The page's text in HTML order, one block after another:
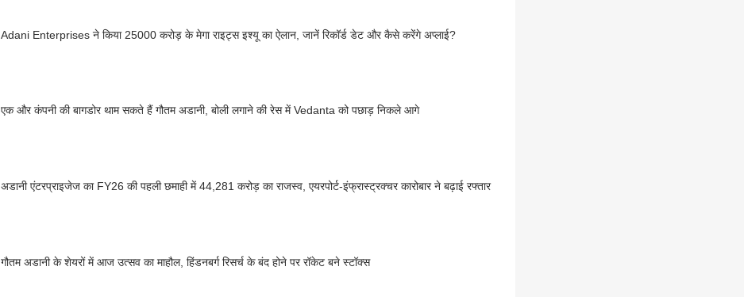
Adani Enterprises ने किया 25000 करोड़ के मेगा राइट्स इश्यू का ऐलान, जानें रिकॉर्ड डेट और कैसे करेंगे अप्लाई?
एक और कंपनी की बागडोर थाम सकते हैं गौतम अडानी, बोली लगाने की रेस में Vedanta को पछाड़ निकले आगे
अडानी एंटरप्राइजेज का FY26 की पहली छमाही में 44,281 करोड़ का राजस्व, एयरपोर्ट-इंफ्रास्ट्रक्चर कारोबार ने बढ़ाई रफ्तार
गौतम अडानी के शेयरों में आज उत्सव का माहौल, हिंडनबर्ग रिसर्च के बंद होने पर रॉकेट बने स्टॉक्स